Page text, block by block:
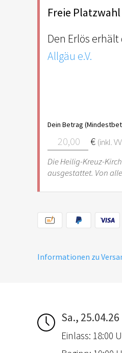
Freie Platzwahl
Den Erlös erhält
Allgäu e.V.
Dein Betrag
€ (inkl.
Die Heilig-Kreuz-
ausgestattet. Von
Informationen zu
Sa., 25.04.26
Einlass: 18:00